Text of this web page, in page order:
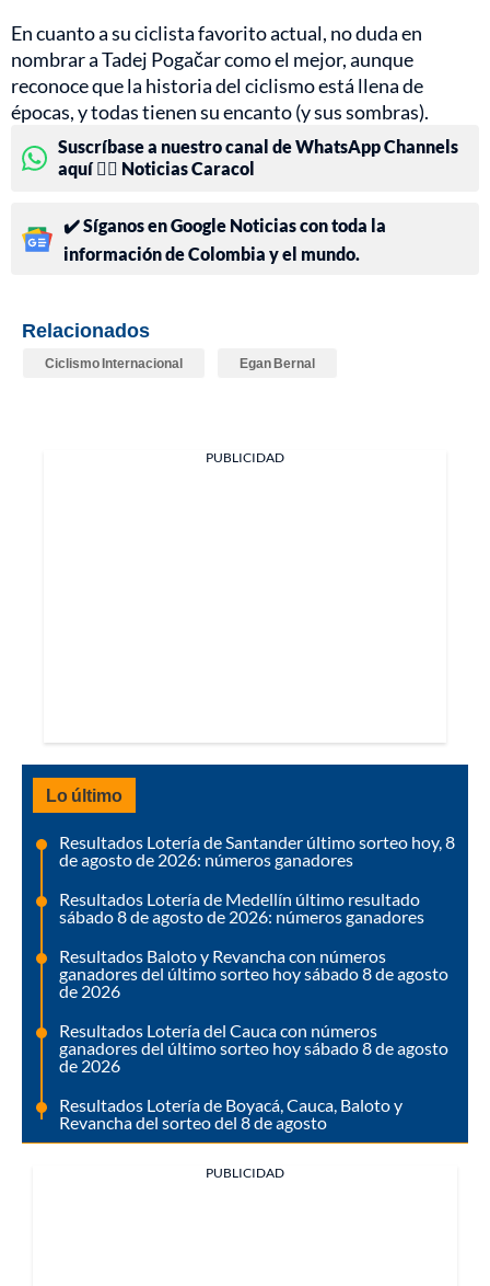
En cuanto a su ciclista favorito actual, no duda en
nombrar a Tadej Pogačar como el mejor, aunque
reconoce que la historia del ciclismo está llena de
épocas, y todas tienen su encanto (y sus sombras).
Suscríbase a nuestro canal de WhatsApp Channels
aquí 👉🏻 Noticias Caracol
✔️ Síganos en Google Noticias con toda la
información de Colombia y el mundo.
Relacionados
Ciclismo Internacional Egan Bernal
PUBLICIDAD
Lo último
Resultados Lotería de Santander último sorteo hoy, 8
de agosto de 2026: números ganadores
Resultados Lotería de Medellín último resultado
sábado 8 de agosto de 2026: números ganadores
Resultados Baloto y Revancha con números
ganadores del último sorteo hoy sábado 8 de agosto
de 2026
Resultados Lotería del Cauca con números
ganadores del último sorteo hoy sábado 8 de agosto
de 2026
Resultados Lotería de Boyacá, Cauca, Baloto y
Revancha del sorteo del 8 de agosto
PUBLICIDAD